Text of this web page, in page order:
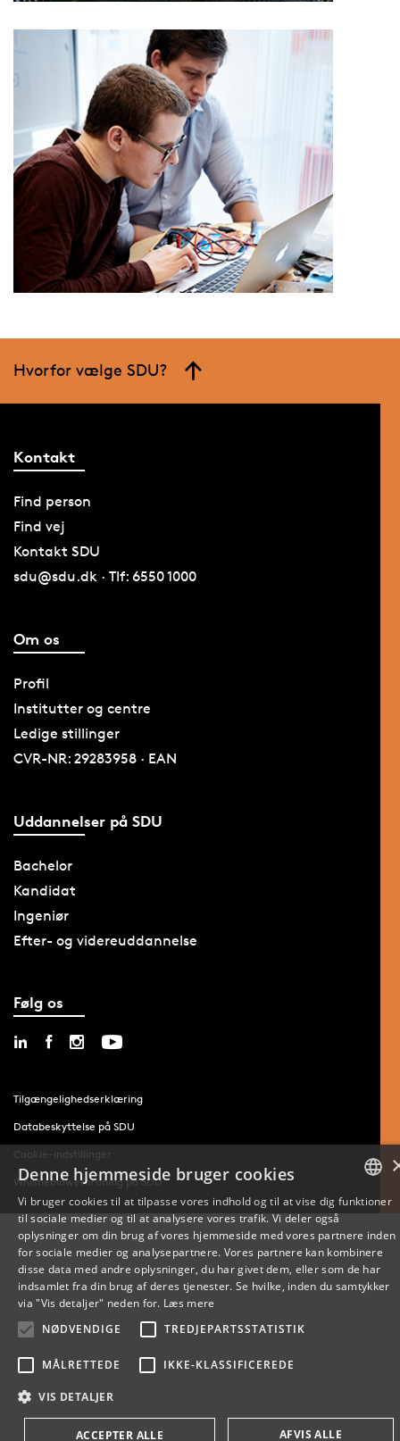
Hvorfor vælge SDU?
Kontakt
Find person
Find vej
Kontakt SDU
sdu@sdu.dk · Tlf: 6550 1000
Om os
Profil
Institutter og centre
Ledige stillinger
CVR-NR: 29283958 · EAN
Uddannelser på SDU
Bachelor
Kandidat
Ingeniør
Efter- og videreuddannelse
Følg os
Tilgængelighedserklæring
Databeskyttelse på SDU
Cookie-indstillinger
Whistleblowerordning på SDU
ENGLISH
Denne hjemmeside bruger cookies
Vi bruger cookies til at tilpasse vores indhold og til at vise dig funktioner
til sociale medier og til at analysere vores trafik. Vi deler også
oplysninger om din brug af vores hjemmeside med vores partnere inden
for sociale medier og analysepartnere. Vores partnere kan kombinere
disse data med andre oplysninger, du har givet dem, eller som de har
indsamlet fra din brug af deres tjenester. Se hvilke, inden du samtykker
via "Vis detaljer" neden for. Læs mere
NØDVENDIGE
TREDJEPARTSSTATISTIK
MÅLRETTEDE IKKE-KLASSIFICEREDE
VIS DETALJER
ACCEPTER ALLE AFVIS ALLE